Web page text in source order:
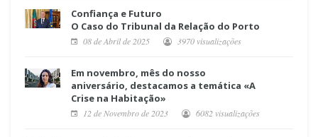
Confiança e Futuro
O Caso do Tribunal da Relação do Porto
08 de Abril de 2025 3970 visualizações
Em novembro, mês do nosso
aniversário, destacamos a temática «A
Crise na Habitação»
12 de Novembro de 2023 6082 visualizações